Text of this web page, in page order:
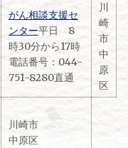
がん相談支援セ
ンター平日 8
時30分から17時
電話番号：044-
751-8280直通
川
崎
市
中
原
区
川崎市
中原区